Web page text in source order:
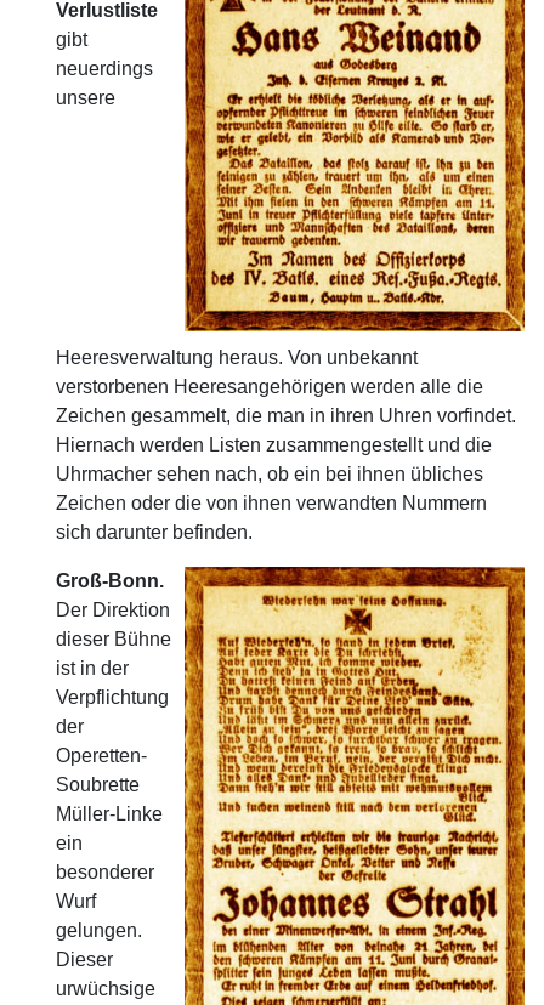
Verlustliste
gibt
neuerdings
unsere
Heeresverwaltung heraus. Von unbekannt
verstorbenen Heeresangehörigen werden alle die
Zeichen gesammelt, die man in ihren Uhren vorfindet.
Hiernach werden Listen zusammengestellt und die
Uhrmacher sehen nach, ob ein bei ihnen übliches
Zeichen oder die von ihnen verwandten Nummern
sich darunter befinden.
Groß-Bonn.
Der Direktion
dieser Bühne
ist in der
Verpflichtung
der
Operetten-
Soubrette
Müller-Linke
ein
besonderer
Wurf
gelungen.
Dieser
urwüchsige